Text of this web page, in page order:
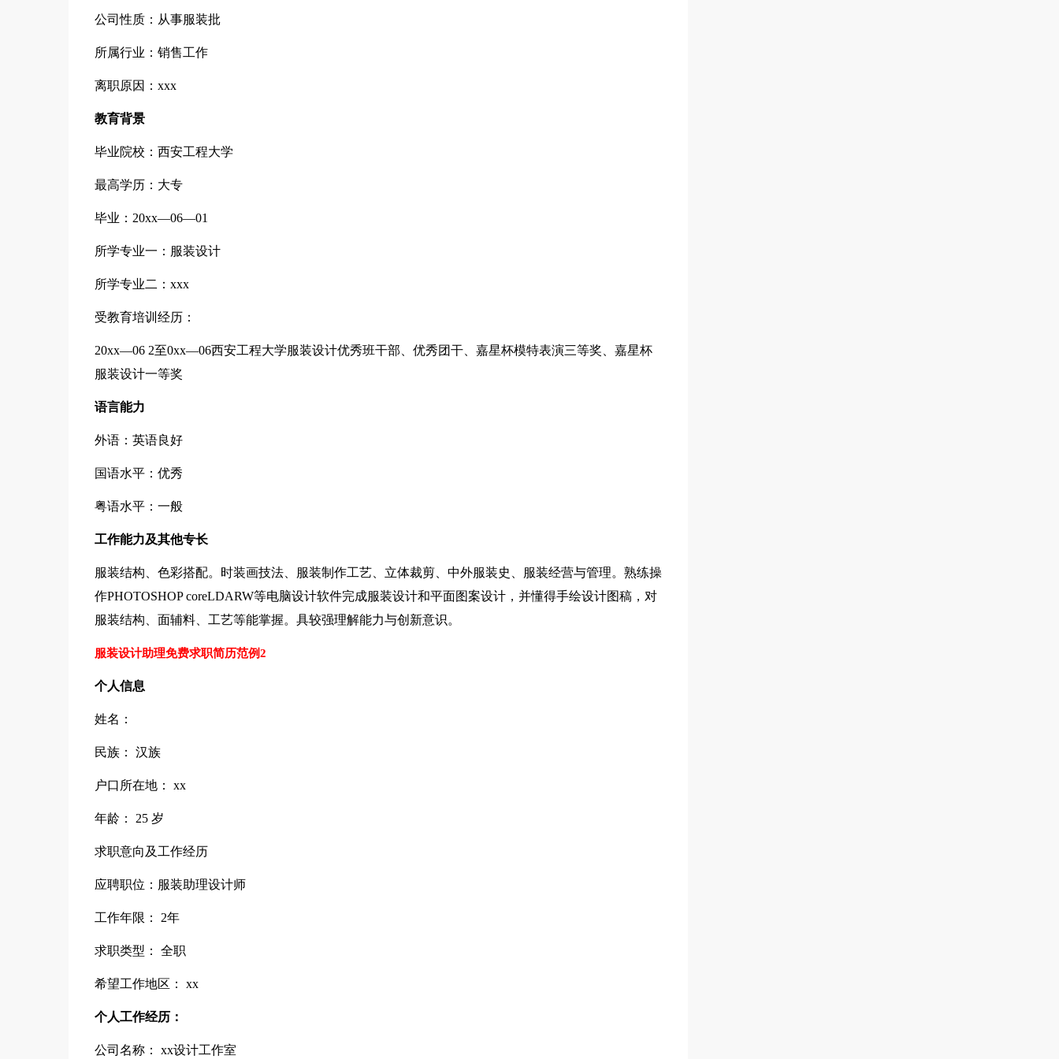
公司性质：从事服装批
所属行业：销售工作
离职原因：xxx
教育背景
毕业院校：西安工程大学
最高学历：大专
毕业：20xx—06—01
所学专业一：服装设计
所学专业二：xxx
受教育培训经历：
20xx—06 2至0xx—06西安工程大学服装设计优秀班干部、优秀团干、嘉星杯模特表演三等奖、嘉星杯
服装设计一等奖
语言能力
外语：英语良好
国语水平：优秀
粤语水平：一般
工作能力及其他专长
服装结构、色彩搭配。时装画技法、服装制作工艺、立体裁剪、中外服装史、服装经营与管理。熟练操
作PHOTOSHOP coreLDARW等电脑设计软件完成服装设计和平面图案设计，并懂得手绘设计图稿，对
服装结构、面辅料、工艺等能掌握。具较强理解能力与创新意识。
服装设计助理免费求职简历范例2
个人信息
姓名：
民族： 汉族
户口所在地： xx
年龄： 25 岁
求职意向及工作经历
应聘职位：服装助理设计师
工作年限： 2年
求职类型： 全职
希望工作地区： xx
个人工作经历：
公司名称： xx设计工作室